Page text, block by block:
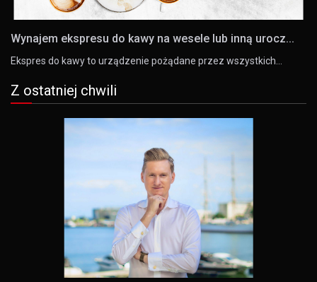
Wynajem ekspresu do kawy na wesele lub inną urocz...
Ekspres do kawy to urządzenie pożądane przez wszystkich…
Z ostatniej chwili